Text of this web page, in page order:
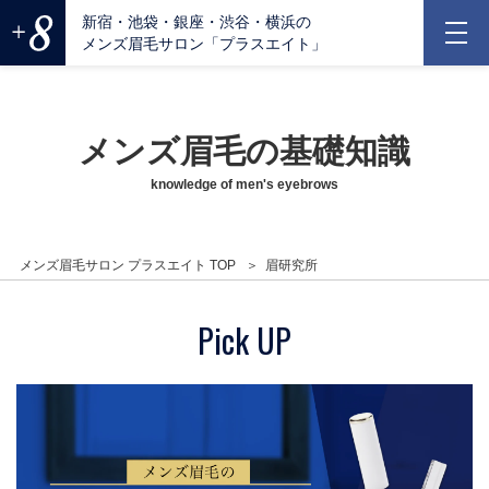
新宿・池袋・銀座・渋谷・横浜の
メンズ眉毛サロン「プラスエイト」
メンズ眉毛の基礎知識
knowledge of men's eyebrows
メンズ眉毛サロン プラスエイト TOP 眉研究所
Pick UP